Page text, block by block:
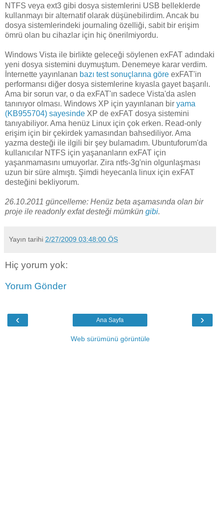
NTFS veya ext3 gibi dosya sistemlerini USB belleklerde
kullanmayı bir alternatif olarak düşünebilirdim. Ancak bu
dosya sistemlerindeki journaling özelliği, sabit bir erişim
ömrü olan bu cihazlar için hiç önerilmiyordu.
Windows Vista ile birlikte geleceği söylenen exFAT adındaki
yeni dosya sistemini duymuştum. Denemeye karar verdim.
İnternette yayınlanan bazı test sonuçlarına göre exFAT'in
performansı diğer dosya sistemlerine kıyasla gayet başarılı.
Ama bir sorun var, o da exFAT'ın sadece Vista'da aslen
tanınıyor olması. Windows XP için yayınlanan bir yama
(KB955704) sayesinde XP de exFAT dosya sistemini
tanıyabiliyor. Ama henüz Linux için çok erken. Read-only
erişim için bir çekirdek yamasından bahsediliyor. Ama
yazma desteği ile ilgili bir şey bulamadım. Ubuntuforum'da
kullanıcılar NTFS için yaşananların exFAT için
yaşanmamasını umuyorlar. Zira ntfs-3g'nin olgunlaşması
uzun bir süre almıştı. Şimdi heyecanla linux için exFAT
desteğini bekliyorum.
26.10.2011 güncelleme: Henüz beta aşamasında olan bir
proje ile readonly exfat desteği mümkün gibi.
Yayın tarihi 2/27/2009 03:48:00 ÖS
Hiç yorum yok:
Yorum Gönder
‹ ›
Ana Sayfa
Web sürümünü görüntüle